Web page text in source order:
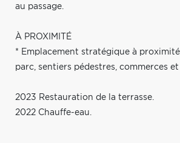
au passage.
À PROXIMITÉ
* Emplacement stratégique à
parc, sentiers pédestres, commerces
2023 Restauration de la terrasse.
2022 Chauffe-eau.